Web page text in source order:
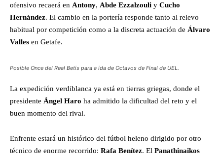
ofensivo recaerá en Antony, Abde Ezzalzouli y Cucho
Hernández. El cambio en la portería responde tanto al relevo
habitual por competición como a la discreta actuación de Álvaro
Valles en Getafe.
Posible Once del Real Betis para a ida de Octavos de Final de UEL.
La expedición verdiblanca ya está en tierras griegas, donde el
presidente Ángel Haro ha admitido la dificultad del reto y el
buen momento del rival.
Enfrente estará un histórico del fútbol heleno dirigido por otro
técnico de enorme recorrido: Rafa Benítez. El Panathinaikos